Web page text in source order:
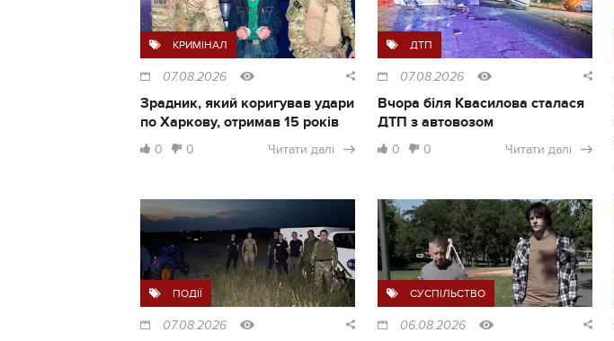
КРИМІНАЛ
07.08.2026
Зрадник, який коригував удари
по Харкову, отримав 15 років
0 0 Читати далі
ДТП
07.08.2026
Вчора біля Квасилова сталася
ДТП з автовозом
0 0 Читати далі
ПОДІЇ
07.08.2026
СУСПІЛЬСТВО
06.08.2026